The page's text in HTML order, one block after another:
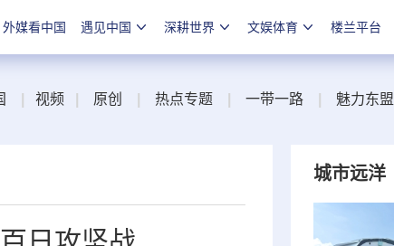
外媒看中国 遇见中国 深耕世界 文娱体育 楼兰平台
视频 原创 热点专题 一带一路 魅力东盟
城市远洋